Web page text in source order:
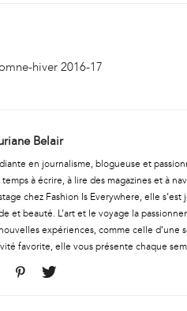
hiver 2016-17
Belair
en journalisme, blogueuse et
temps à écrire, à lire des magazines et à
chez Fashion Is Everywhere, elle
et beauté. L’art et le voyage la
expériences, comme celle d’une
favorite, elle vous présente chaque